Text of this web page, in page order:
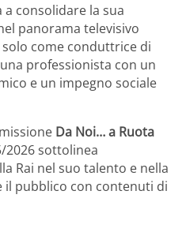
a consolidare la sua
panorama televisivo
come conduttrice di
professionista con un
e un impegno sociale
Da Noi… a Ruota
2026 sottolinea
Rai nel suo talento e nella
il pubblico con contenuti di